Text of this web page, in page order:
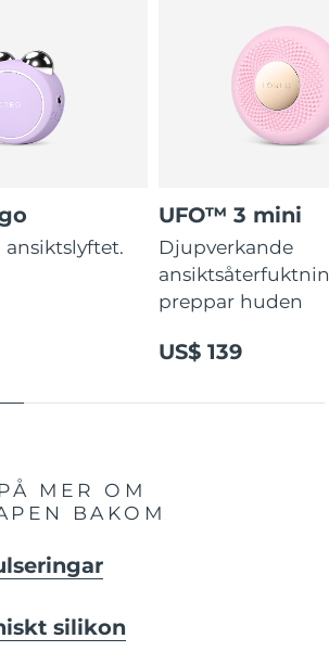
ansiktslyftet.
UFO™ 3 mini
Djupverkande
preppar huden
US$ 139
MER OM
BAKOM
silikon